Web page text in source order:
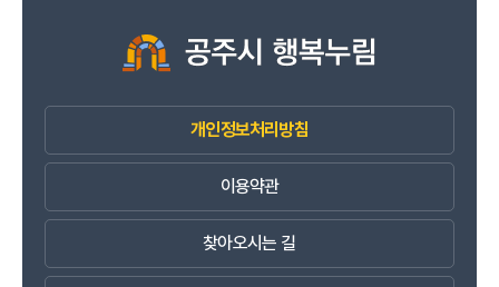
개인정보처리방침
이용약관
찾아오시는 길